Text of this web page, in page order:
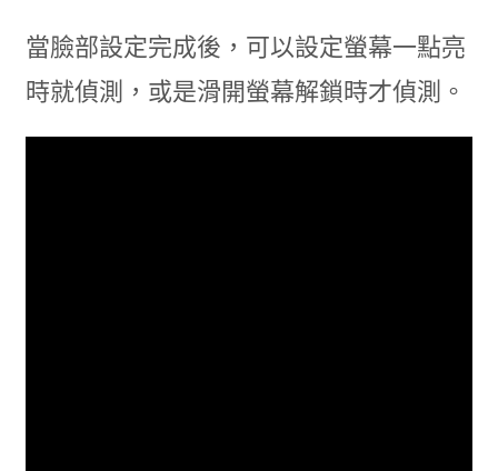
當臉部設定完成後，可以設定螢幕一點亮
時就偵測，或是滑開螢幕解鎖時才偵測。